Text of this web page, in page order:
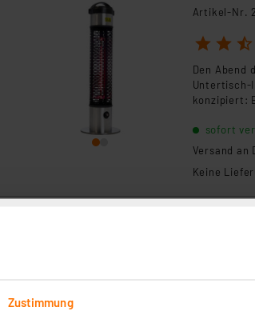
Zustimmung
Artikel-Nr.
1 2 3
Den Abend
Untertisch-
konzipiert:
sofort
Versand an
Keine
Die Infrarot-Heiztechnik hat viele